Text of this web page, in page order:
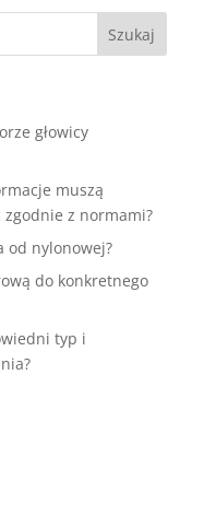
głowicy
muszą
z normami?
od nylonowej?
do konkretnego
typ i